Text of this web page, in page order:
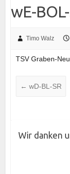
wE-
Timo Walz
TSV Graben-
← wD-BL-SR
Wir danken